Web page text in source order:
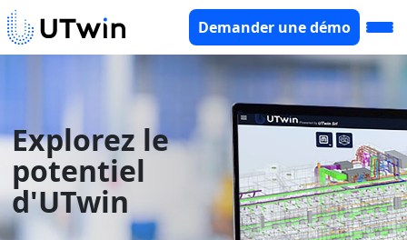
Demander une démo
Explorez le
potentiel
d'UTwin